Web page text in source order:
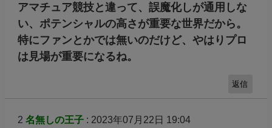
アマチュア競技と違って、誤魔化しが通用しな
い、ポテンシャルの高さが重要な世界だから。
特にファンとかでは無いのだけど、やはりプロ
は見場が重要になるね。
返信
2 名無しの王子: 2023年07月22日 19:04